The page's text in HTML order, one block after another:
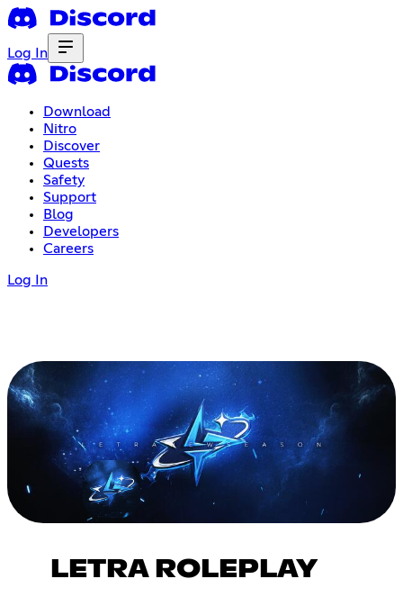
Log In
Download
Nitro
Discover
Quests
Safety
Support
Blog
Developers
Careers
Log In
LETRA ROLEPLAY